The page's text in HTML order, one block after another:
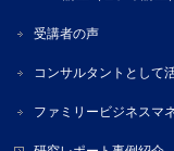
受講者の声
コンサルタントとして
ファミリービジネスマ